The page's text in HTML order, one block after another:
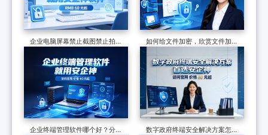
企业电脑屏幕禁止截图禁止拍
篇讲透
如何给文件加密，欣赏文件加密
软件的7个防泄密措施，可加密
可审计
企业终端管理软件哪个好？分享
数字政府终端安全解决方案怎么